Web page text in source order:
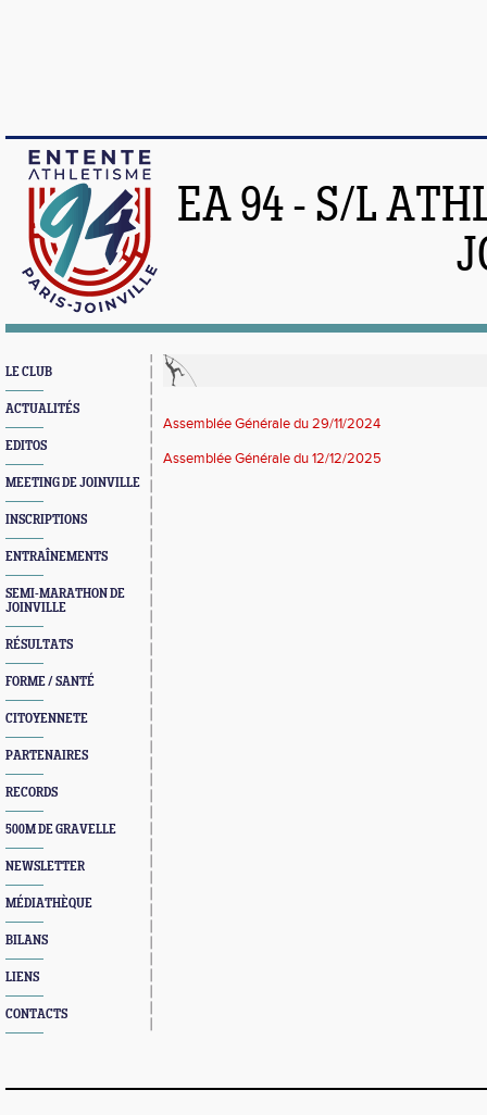
EA 94 - S/L
LE CLUB
ACTUALITÉS
EDITOS
MEETING DE JOINVILLE
INSCRIPTIONS
ENTRAÎNEMENTS
SEMI-MARATHON DE
JOINVILLE
RÉSULTATS
FORME / SANTÉ
CITOYENNETE
PARTENAIRES
RECORDS
500M DE GRAVELLE
NEWSLETTER
MÉDIATHÈQUE
BILANS
LIENS
CONTACTS
Assemblée Générale du 29/11/2024
Assemblée Générale du 12/12/2025